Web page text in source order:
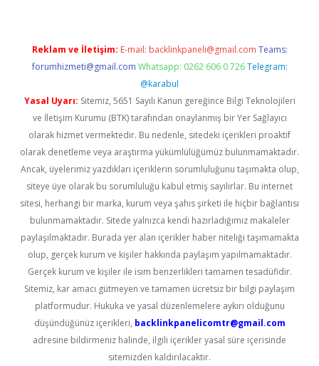
Reklam ve İletişim: E-mail: backlinkpaneli@gmail.com Teams:
forumhizmeti@gmail.com Whatsapp: 0262 606 0 726 Telegram:
@karabul
Yasal Uyarı: Sitemiz, 5651 Sayılı Kanun gereğince Bilgi Teknolojileri
ve İletişim Kurumu (BTK) tarafından onaylanmış bir Yer Sağlayıcı
olarak hizmet vermektedir. Bu nedenle, sitedeki içerikleri proaktif
olarak denetleme veya araştırma yükümlülüğümüz bulunmamaktadır.
Ancak, üyelerimiz yazdıkları içeriklerin sorumluluğunu taşımakta olup,
siteye üye olarak bu sorumluluğu kabul etmiş sayılırlar. Bu internet
sitesi, herhangi bir marka, kurum veya şahıs şirketi ile hiçbir bağlantısı
bulunmamaktadır. Sitede yalnızca kendi hazırladığımız makaleler
paylaşılmaktadır. Burada yer alan içerikler haber niteliği taşımamakta
olup, gerçek kurum ve kişiler hakkında paylaşım yapılmamaktadır.
Gerçek kurum ve kişiler ile isim benzerlikleri tamamen tesadüfidir.
Sitemiz, kar amacı gütmeyen ve tamamen ücretsiz bir bilgi paylaşım
platformudur. Hukuka ve yasal düzenlemelere aykırı olduğunu
düşündüğünüz içerikleri, backlinkpanelicomtr@gmail.com
adresine bildirmeniz halinde, ilgili içerikler yasal süre içerisinde
sitemizden kaldırılacaktır.